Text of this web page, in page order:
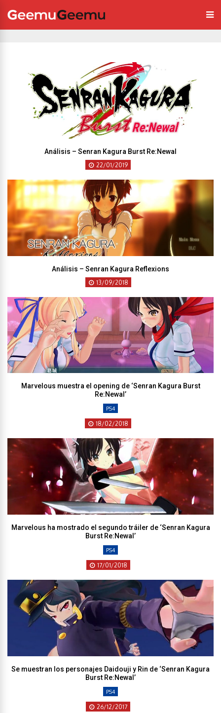
Análisis – Senran Kagura Burst Re:Newal
22/01/2019
Análisis – Senran Kagura Reflexions
13/09/2018
Marvelous muestra el opening de ‘Senran Kagura Burst
Re:Newal’
PS4
18/02/2018
Marvelous ha mostrado el segundo tráiler de ‘Senran Kagura
Burst Re:Newal’
PS4
17/01/2018
Se muestran los personajes Daidouji y Rin de ‘Senran Kagura
Burst Re:Newal’
PS4
26/12/2017